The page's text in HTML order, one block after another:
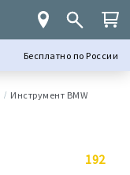
Бесплатно по России
Инструмент BMW
192